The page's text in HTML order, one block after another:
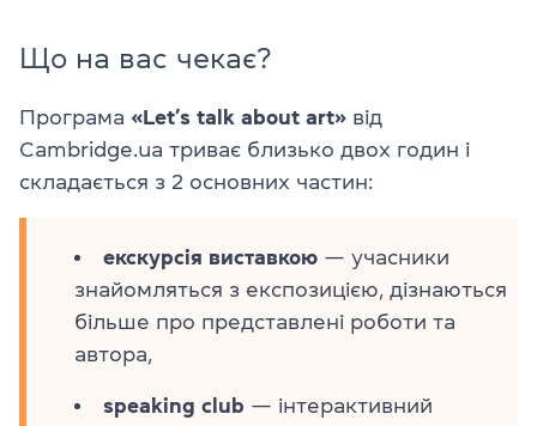
Що на вас чекає?
Програма «Let’s talk about art» від
Cambridge.ua триває близько двох годин і
складається з 2 основних частин:
екскурсія виставкою — учасники
знайомляться з експозицією, дізнаються
більше про представлені роботи та
автора,
speaking club — інтерактивний